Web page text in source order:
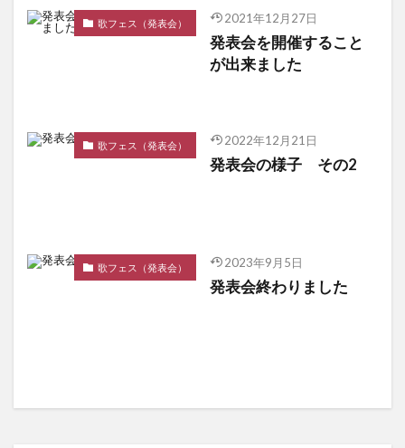
歌フェス（発表会） 2021年12月27日
発表会を開催すること
が出来ました
歌フェス（発表会） 2022年12月21日
発表会の様子 その2
歌フェス（発表会） 2023年9月5日
発表会終わりました